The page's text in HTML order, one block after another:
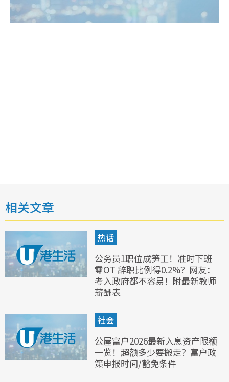
相关文章
热话
公务员1职位成笋工！准时下班
零OT 辞职比例得0.2%？网友：
考入政府都不容易！附最新教师
薪酬表
社会
公屋富户2026最新入息资产限额
一览！超额多少要搬走？富户政
策申报时间/豁免条件